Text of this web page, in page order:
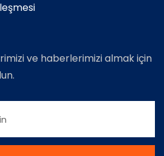
ve haberlerimizi almak için